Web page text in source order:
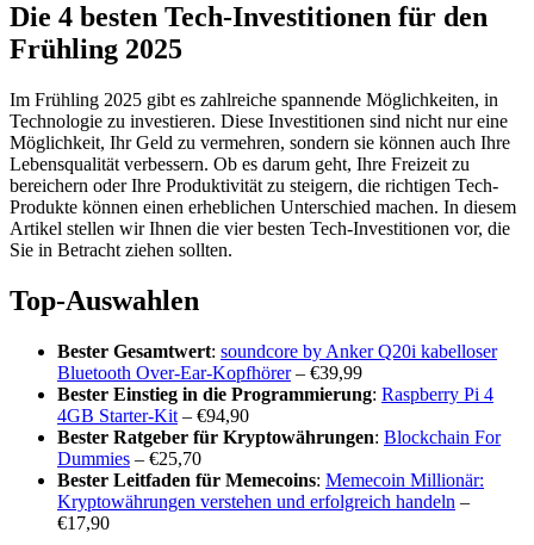
Die 4 besten Tech-Investitionen für den
Frühling 2025
Im Frühling 2025 gibt es zahlreiche spannende Möglichkeiten, in
Technologie zu investieren. Diese Investitionen sind nicht nur eine
Möglichkeit, Ihr Geld zu vermehren, sondern sie können auch Ihre
Lebensqualität verbessern. Ob es darum geht, Ihre Freizeit zu
bereichern oder Ihre Produktivität zu steigern, die richtigen Tech-
Produkte können einen erheblichen Unterschied machen. In diesem
Artikel stellen wir Ihnen die vier besten Tech-Investitionen vor, die
Sie in Betracht ziehen sollten.
Top-Auswahlen
Bester Gesamtwert: soundcore by Anker Q20i kabelloser
Bluetooth Over-Ear-Kopfhörer– €39,99
Bester Einstieg in die Programmierung: Raspberry Pi 4
4GB Starter-Kit – €94,90
Bester Ratgeber für Kryptowährungen: Blockchain For
Dummies – €25,70
Bester Leitfaden für Memecoins: Memecoin Millionär:
Kryptowährungen verstehen und erfolgreich handeln –
€17,90